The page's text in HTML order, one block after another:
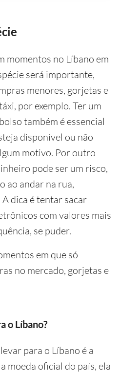
momentos no Líbano em
será importante,
menores, gorjetas e
por exemplo. Ter um
também é essencial
disponível ou não
motivo. Por outro
pode ser um risco,
ao andar na rua,
dica é tentar sacar
com valores mais
se puder.
em que só
no mercado, gorjetas e
o Líbano?
para o Líbano é a
moeda oficial do país, ela